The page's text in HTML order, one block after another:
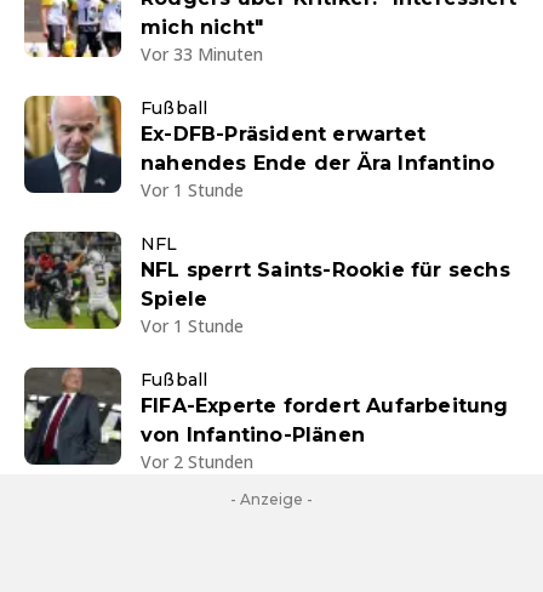
mich nicht"
Vor 33 Minuten
Fußball
Ex-DFB-Präsident erwartet
nahendes Ende der Ära Infantino
Vor 1 Stunde
NFL
NFL sperrt Saints-Rookie für sechs
Spiele
Vor 1 Stunde
Fußball
FIFA-Experte fordert Aufarbeitung
von Infantino-Plänen
Vor 2 Stunden
- Anzeige -